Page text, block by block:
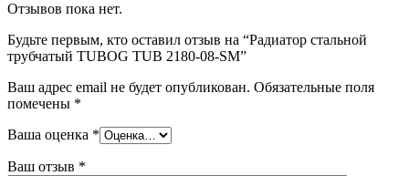
Отзывов пока нет.
Будьте первым, кто оставил отзыв на “Радиатор стальной
трубчатый TUBOG TUB 2180-08-SM”
Ваш адрес email не будет опубликован. Обязательные поля
помечены *
Ваша оценка *
Ваш отзыв *